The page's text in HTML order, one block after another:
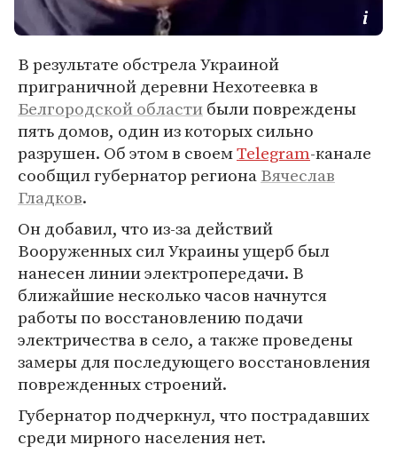
В результате обстрела Украиной
приграничной деревни Нехотеевка в
Белгородской областибыли повреждены
пять домов, один из которых сильно
разрушен. Об этом в своемTelegram-канале
сообщил губернатор регионаВячеслав
Гладков.
Он добавил, что из-за действий
Вооруженных сил Украины ущерб был
нанесен линии электропередачи. В
ближайшие несколько часов начнутся
работы по восстановлению подачи
электричества в село, а также проведены
замеры для последующего восстановления
поврежденных строений.
Губернатор подчеркнул, что пострадавших
среди мирного населения нет.